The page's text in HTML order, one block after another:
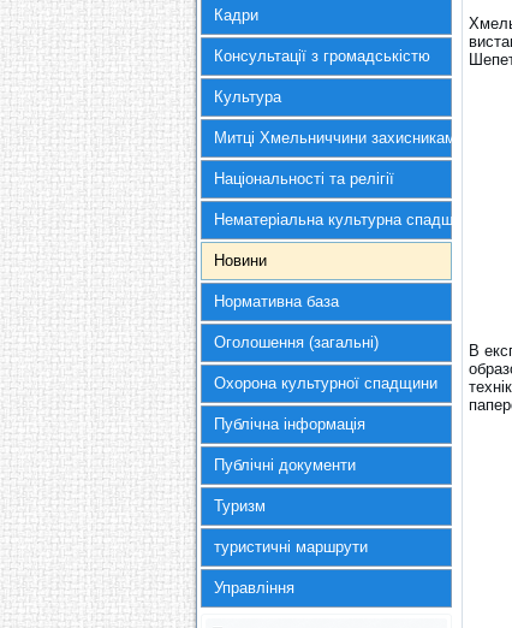
Кадри
Консультації з громадськістю
Культура
Митці Хмельниччини захисникам України
Національності та релігії
Нематеріальна культурна спадщина
Новини
Нормативна база
Оголошення (загальні)
Охорона культурної спадщини
Публічна інформація
Публічні документи
Туризм
туристичні маршрути
Управління
В